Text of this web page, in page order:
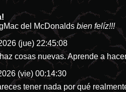
del McDonalds bien felíz!!!
(jue) 22:45:08
cosas nuevas. Aprende a
(vie) 00:14:30
tener nada por qué